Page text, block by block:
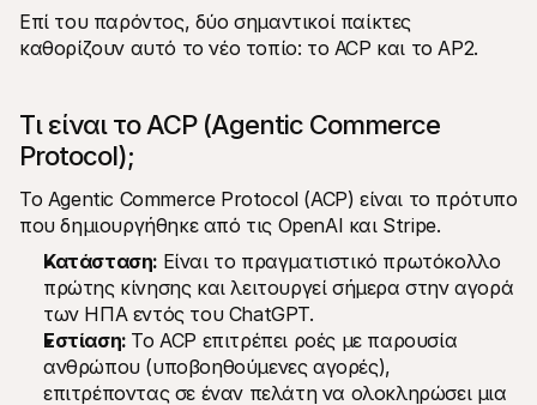
Επί του παρόντος, δύο σημαντικοί παίκτες
καθορίζουν αυτό το νέο τοπίο: το ACP και το AP2.
Τι είναι το ACP (Agentic Commerce
Protocol);
Το Agentic Commerce Protocol (ACP) είναι το πρότυπο
που δημιουργήθηκε από τις OpenAI και Stripe.
Κατάσταση: Είναι το πραγματιστικό πρωτόκολλο
πρώτης κίνησης και λειτουργεί σήμερα στην αγορά
των ΗΠΑ εντός του ChatGPT.
Εστίαση: Το ACP επιτρέπει ροές με παρουσία
ανθρώπου (υποβοηθούμενες αγορές),
επιτρέποντας σε έναν πελάτη να ολοκληρώσει μια